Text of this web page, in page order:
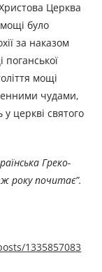
Церква
було
за наказом
поганської
мощі
чудами,
церкві святого
Греко-
року почитає”.
1335857083